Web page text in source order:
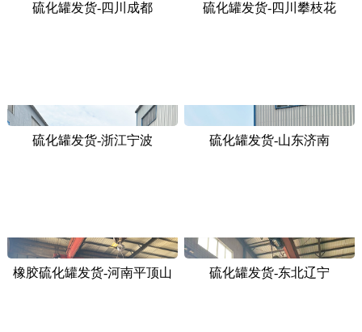
硫化罐发货-四川成都 硫化罐发货-四川攀枝花
硫化罐发货-浙江宁波 硫化罐发货-山东济南
橡胶硫化罐发货-河南平顶山 硫化罐发货-东北辽宁